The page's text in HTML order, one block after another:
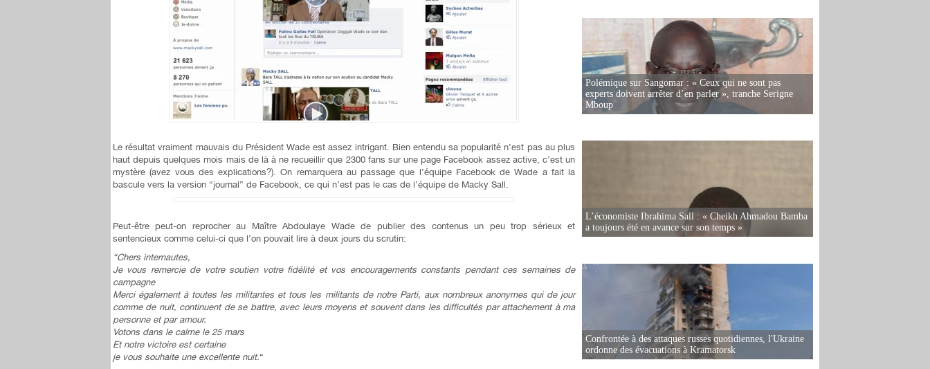
Le résultat vraiment mauvais du Président Wade est assez intrigant. Bien entendu sa popularité n’est pas au plus
haut depuis quelques mois mais de là à ne recueillir que 2300 fans sur une page Facebook assez active, c’est un
mystère (avez vous des explications?). On remarquera au passage que l’équipe Facebook de Wade a fait la
bascule vers la version “journal” de Facebook, ce qui n’est pas le cas de l’équipe de Macky Sall.
Peut-être peut-on reprocher au Maître Abdoulaye Wade de publier des contenus un peu trop sérieux et
sentencieux comme celui-ci que l’on pouvait lire à deux jours du scrutin:
“Chers internautes,
Je vous remercie de votre soutien votre fidélité et vos encouragements constants pendant ces semaines de
campagne
Merci également à toutes les militantes et tous les militants de notre Parti, aux nombreux anonymes qui de jour
comme de nuit, continuent de se battre, avec leurs moyens et souvent dans les difficultés par attachement à ma
personne et par amour.
Votons dans le calme le 25 mars
Et notre victoire est certaine
je vous souhaite une excellente nuit.“
Polémique sur Sangomar : « Ceux qui ne sont pas
experts doivent arrêter d’en parler », tranche Serigne
Mboup
L’économiste Ibrahima Sall : « Cheikh Ahmadou Bamba
a toujours été en avance sur son temps »
Confrontée à des attaques russes quotidiennes, l'Ukraine
ordonne des évacuations à Kramatorsk